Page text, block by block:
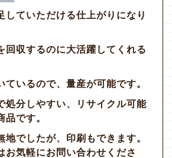
していただける仕上がりになり
回収するのに大活躍してくれる
ているので、量産が可能です。
処分しやすい、リサイクル可能
品です。
地でしたが、印刷もできます。
お気軽にお問い合わせくださ